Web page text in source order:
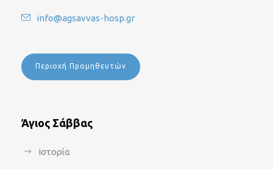
info@agsavvas-hosp.gr
Περιοχή Προμηθευτών
Άγιος Σάββας
Ιστορία